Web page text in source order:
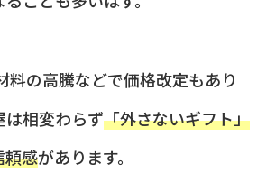
料の高騰などで価格改定もあり
は相変わらず「外さないギフト」
頼感があります。